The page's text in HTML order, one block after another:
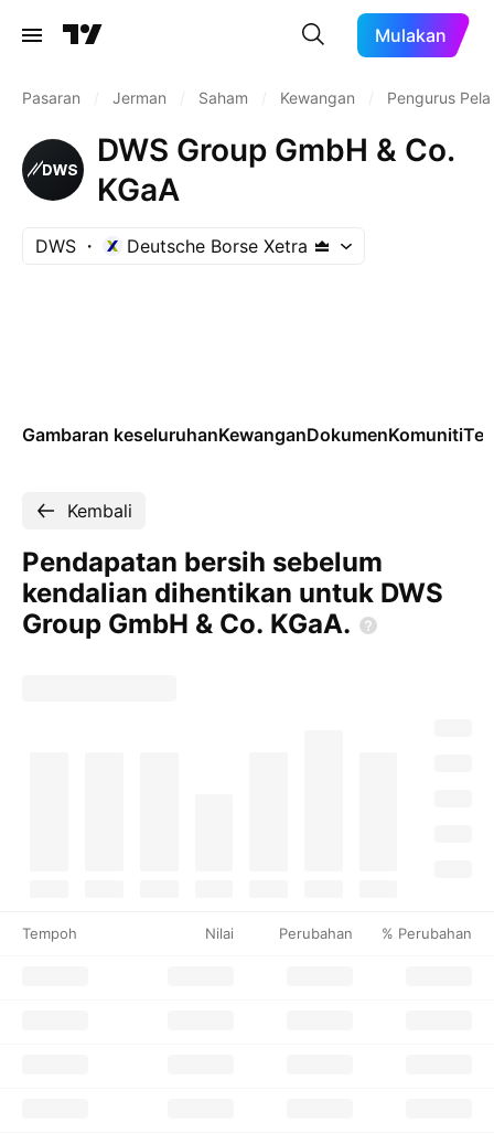
Mulakan
Pasaran Jerman Saham Kewangan Pengurus
DWS Group GmbH & Co.
KGaA
DWS Deutsche Borse Xetra
Gambaran keseluruhanKewanganDokumenKomuniti
Kembali
Pendapatan bersih sebelum
kendalian dihentikan untuk DWS
Group GmbH & Co. KGaA.
Tempoh Nilai Perubahan % Perubahan